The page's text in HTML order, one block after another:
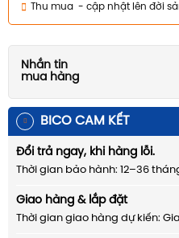
Thu mua - cập nhật lên đời
Nhắn tin
mua hàng
BICO CAM KẾT
Đổi trả ngay, khi hàng lỗi.
Thời gian bảo hành: 12–36
Giao hàng & lắp đặt
Thời gian giao hàng dự kiến: